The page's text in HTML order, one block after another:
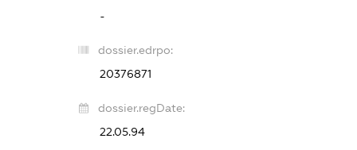
-
dossier.edrpo:
20376871
dossier.regDate:
22.05.94